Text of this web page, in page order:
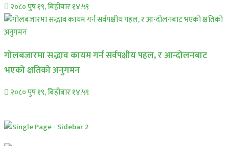
२०८० पुष १९, बिहीबार १४:५९
गोलबजारमा सद्भाव कायम गर्न सर्वपक्षीय पहल, र आन्दोलनबाट
भएको क्षतिको अनुगमन
२०८० पुष १९, बिहीबार १४:५९